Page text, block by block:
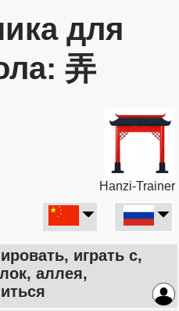
для
弄
Hanzi-Trainer
играть с,
аллея,